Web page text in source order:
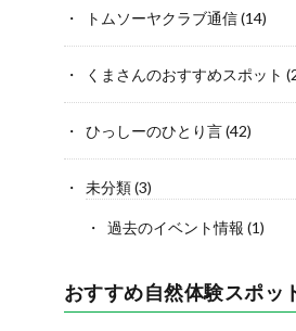
トムソーヤクラブ通信(14)
くまさんのおすすめスポット
ひっしーのひとり言(42)
未分類(3)
過去のイベント情報 (1)
おすすめ自然体験スポッ